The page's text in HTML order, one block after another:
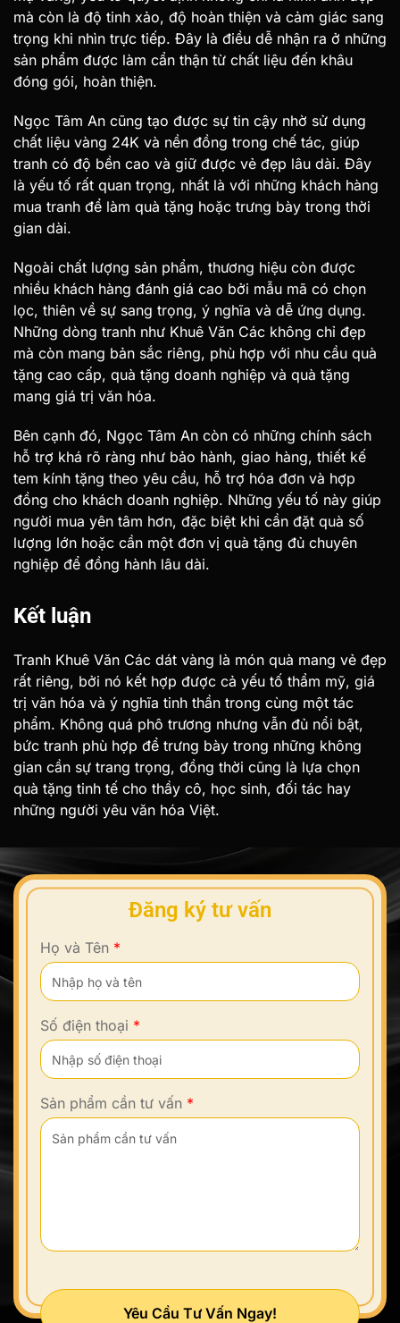
mà còn là độ tinh xảo, độ hoàn thiện và cảm giác sang
trọng khi nhìn trực tiếp. Đây là điều dễ nhận ra ở những
sản phẩm được làm cẩn thận từ chất liệu đến khâu
đóng gói, hoàn thiện.
Ngọc Tâm An cũng tạo được sự tin cậy nhờ sử dụng
chất liệu vàng 24K và nền đồng trong chế tác, giúp
tranh có độ bền cao và giữ được vẻ đẹp lâu dài. Đây
là yếu tố rất quan trọng, nhất là với những khách hàng
mua tranh để làm quà tặng hoặc trưng bày trong thời
gian dài.
Ngoài chất lượng sản phẩm, thương hiệu còn được
nhiều khách hàng đánh giá cao bởi mẫu mã có chọn
lọc, thiên về sự sang trọng, ý nghĩa và dễ ứng dụng.
Những dòng tranh như Khuê Văn Các không chỉ đẹp
mà còn mang bản sắc riêng, phù hợp với nhu cầu quà
tặng cao cấp, quà tặng doanh nghiệp và quà tặng
mang giá trị văn hóa.
Bên cạnh đó, Ngọc Tâm An còn có những chính sách
hỗ trợ khá rõ ràng như bảo hành, giao hàng, thiết kế
tem kính tặng theo yêu cầu, hỗ trợ hóa đơn và hợp
đồng cho khách doanh nghiệp. Những yếu tố này giúp
người mua yên tâm hơn, đặc biệt khi cần đặt quà số
lượng lớn hoặc cần một đơn vị quà tặng đủ chuyên
nghiệp để đồng hành lâu dài.
Kết luận
Tranh Khuê Văn Các dát vàng là món quà mang vẻ đẹp
rất riêng, bởi nó kết hợp được cả yếu tố thẩm mỹ, giá
trị văn hóa và ý nghĩa tinh thần trong cùng một tác
phẩm. Không quá phô trương nhưng vẫn đủ nổi bật,
bức tranh phù hợp để trưng bày trong những không
gian cần sự trang trọng, đồng thời cũng là lựa chọn
quà tặng tinh tế cho thầy cô, học sinh, đối tác hay
những người yêu văn hóa Việt.
Đăng ký tư vấn
Họ và Tên *
Số điện thoại *
Sản phẩm cần tư vấn *
Yêu Cầu Tư Vấn Ngay!